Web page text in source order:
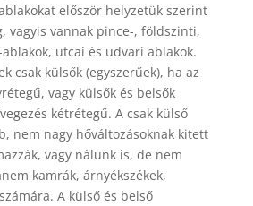
először helyzetük szerint
vagyis vannak pince-, földszinti,
utcai és udvari ablakok.
csak külsők (egyszerűek), ha az
vagy külsők és belsők
kétrétegű. A csak külső
nem nagy hőváltozásoknak kitett
vagy nálunk is, de nem
kamrák, árnyékszékek,
A külső és belső